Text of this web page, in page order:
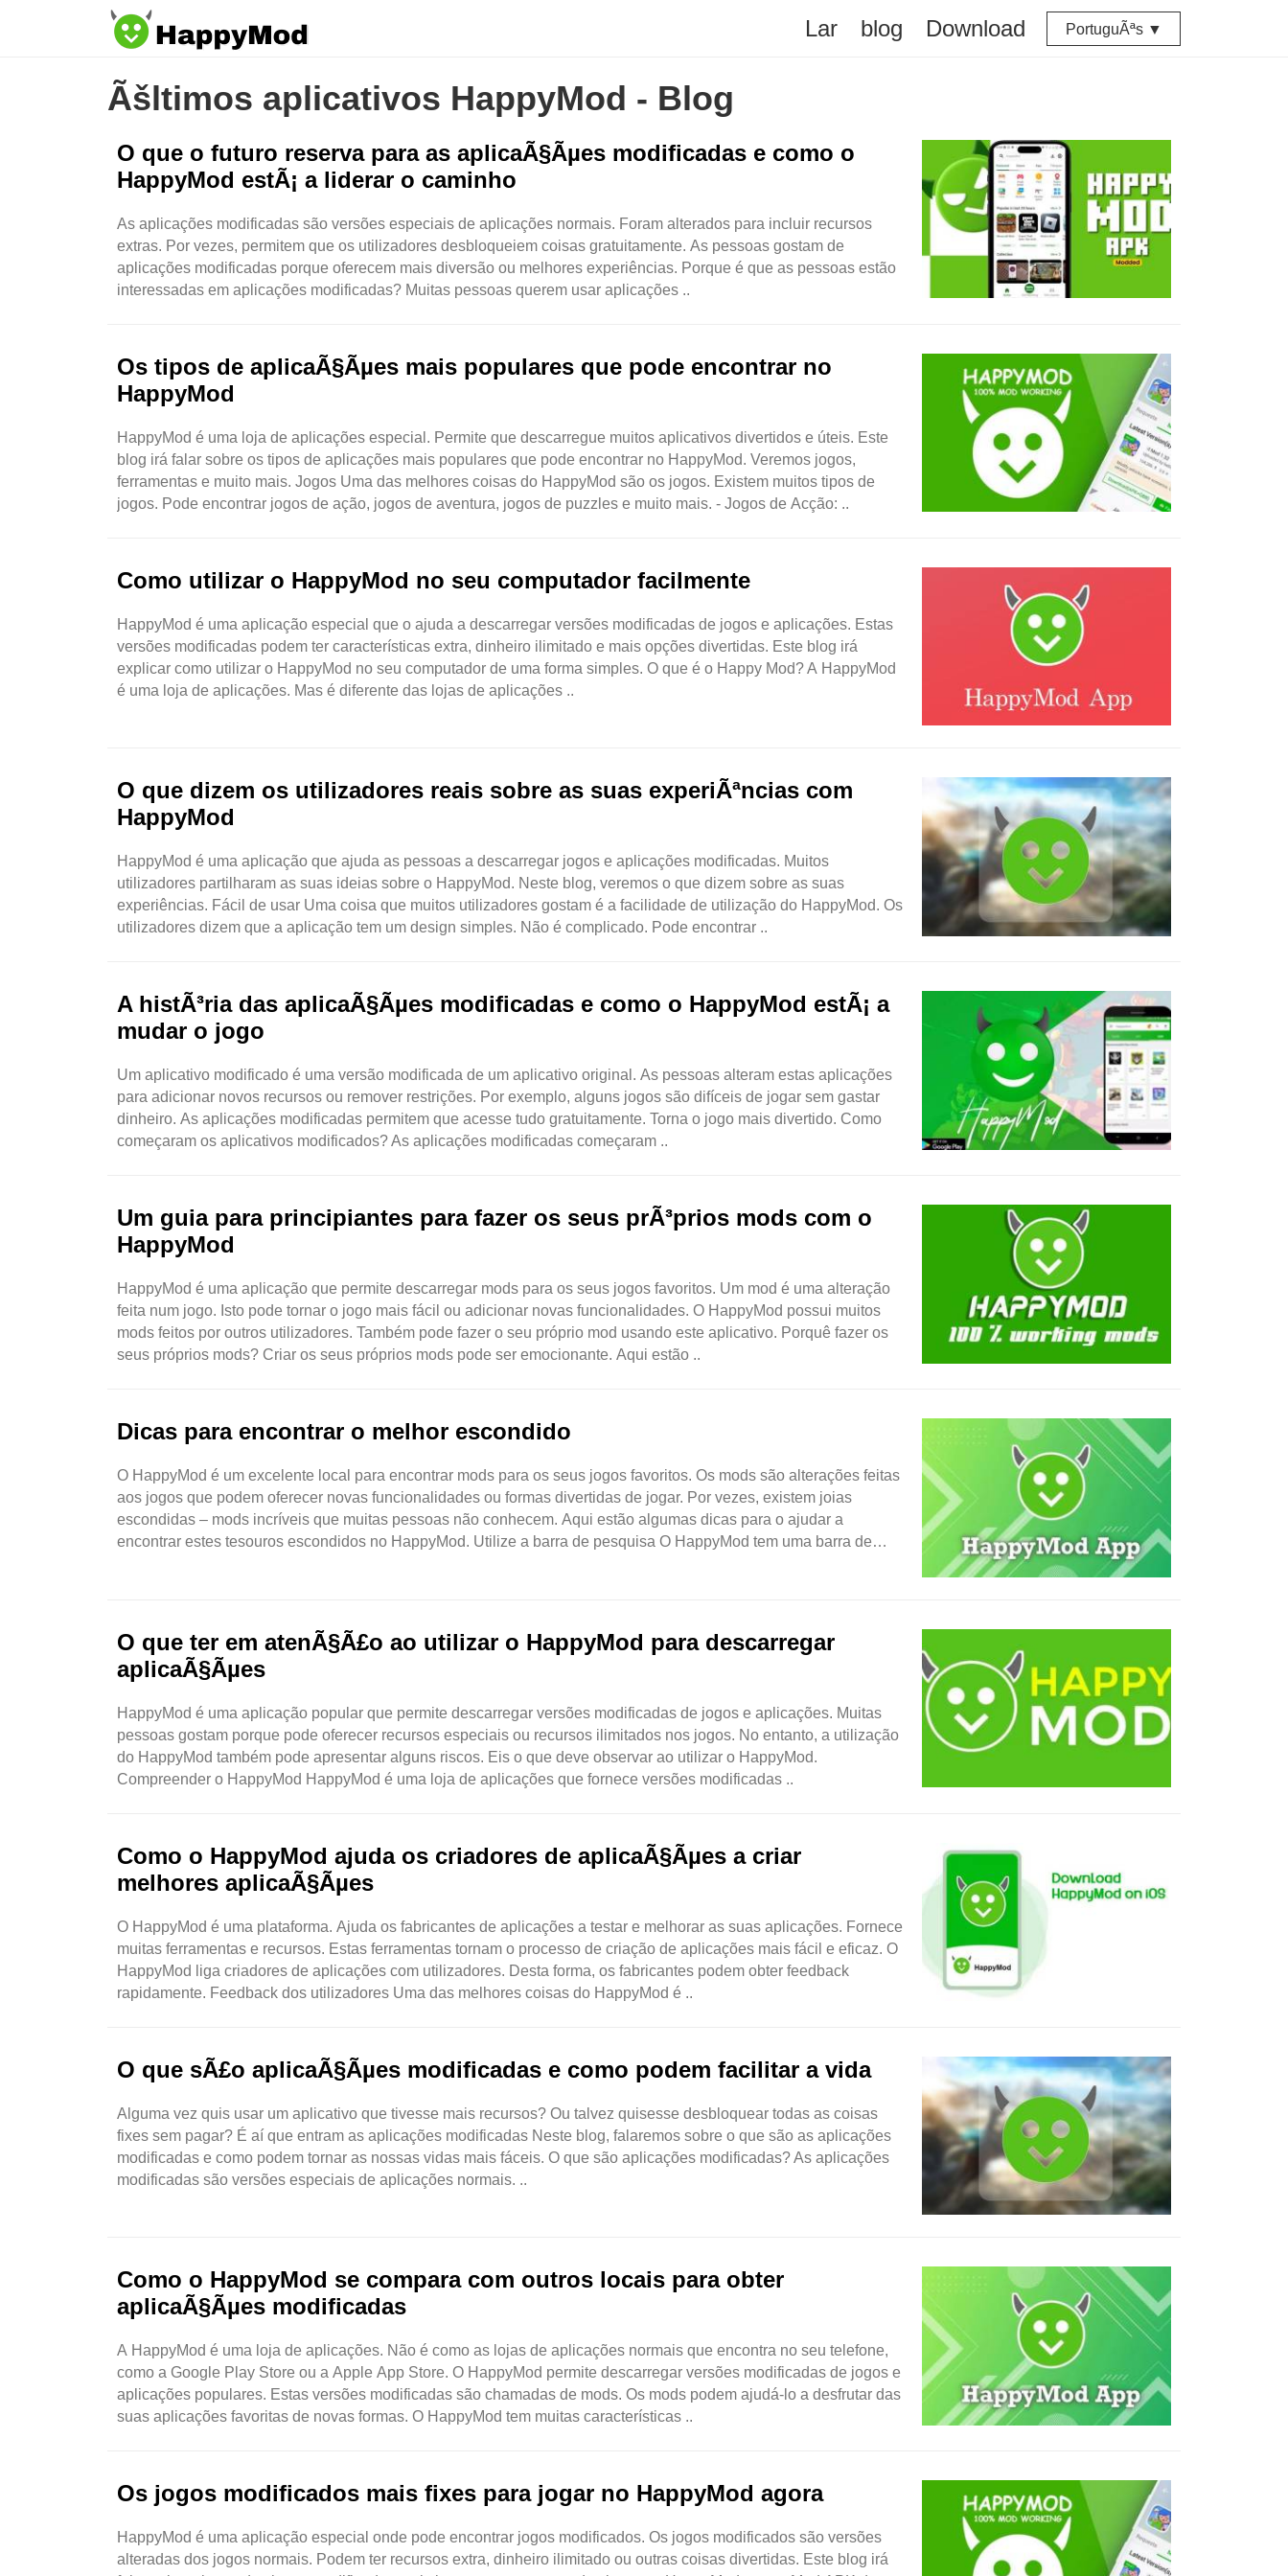
Lar blog Download PortuguÃªs ▼
Ãšltimos aplicativos HappyMod - Blog
O que o futuro reserva para as aplicaÃ§Ãµes modificadas e como o
HappyMod estÃ¡ a liderar o caminho
As aplicações modificadas são versões especiais de aplicações normais. Foram alterados para incluir recursos
extras. Por vezes, permitem que os utilizadores desbloqueiem coisas gratuitamente. As pessoas gostam de
aplicações modificadas porque oferecem mais diversão ou melhores experiências. Porque é que as pessoas estão
interessadas em aplicações modificadas? Muitas pessoas querem usar aplicações ..
Os tipos de aplicaÃ§Ãµes mais populares que pode encontrar no
HappyMod
HappyMod é uma loja de aplicações especial. Permite que descarregue muitos aplicativos divertidos e úteis. Este
blog irá falar sobre os tipos de aplicações mais populares que pode encontrar no HappyMod. Veremos jogos,
ferramentas e muito mais. Jogos Uma das melhores coisas do HappyMod são os jogos. Existem muitos tipos de
jogos. Pode encontrar jogos de ação, jogos de aventura, jogos de puzzles e muito mais. - Jogos de Acção: ..
Como utilizar o HappyMod no seu computador facilmente
HappyMod é uma aplicação especial que o ajuda a descarregar versões modificadas de jogos e aplicações. Estas
versões modificadas podem ter características extra, dinheiro ilimitado e mais opções divertidas. Este blog irá
explicar como utilizar o HappyMod no seu computador de uma forma simples. O que é o Happy Mod? A HappyMod
é uma loja de aplicações. Mas é diferente das lojas de aplicações ..
O que dizem os utilizadores reais sobre as suas experiÃªncias com
HappyMod
HappyMod é uma aplicação que ajuda as pessoas a descarregar jogos e aplicações modificadas. Muitos
utilizadores partilharam as suas ideias sobre o HappyMod. Neste blog, veremos o que dizem sobre as suas
experiências. Fácil de usar Uma coisa que muitos utilizadores gostam é a facilidade de utilização do HappyMod. Os
utilizadores dizem que a aplicação tem um design simples. Não é complicado. Pode encontrar ..
A histÃ³ria das aplicaÃ§Ãµes modificadas e como o HappyMod estÃ¡ a
mudar o jogo
Um aplicativo modificado é uma versão modificada de um aplicativo original. As pessoas alteram estas aplicações
para adicionar novos recursos ou remover restrições. Por exemplo, alguns jogos são difíceis de jogar sem gastar
dinheiro. As aplicações modificadas permitem que acesse tudo gratuitamente. Torna o jogo mais divertido. Como
começaram os aplicativos modificados? As aplicações modificadas começaram ..
Um guia para principiantes para fazer os seus prÃ³prios mods com o
HappyMod
HappyMod é uma aplicação que permite descarregar mods para os seus jogos favoritos. Um mod é uma alteração
feita num jogo. Isto pode tornar o jogo mais fácil ou adicionar novas funcionalidades. O HappyMod possui muitos
mods feitos por outros utilizadores. Também pode fazer o seu próprio mod usando este aplicativo. Porquê fazer os
seus próprios mods? Criar os seus próprios mods pode ser emocionante. Aqui estão ..
Dicas para encontrar o melhor escondido
O HappyMod é um excelente local para encontrar mods para os seus jogos favoritos. Os mods são alterações feitas
aos jogos que podem oferecer novas funcionalidades ou formas divertidas de jogar. Por vezes, existem joias
escondidas – mods incríveis que muitas pessoas não conhecem. Aqui estão algumas dicas para o ajudar a
encontrar estes tesouros escondidos no HappyMod. Utilize a barra de pesquisa O HappyMod tem uma barra de
O que ter em atenÃ§Ã£o ao utilizar o HappyMod para descarregar
aplicaÃ§Ãµes
HappyMod é uma aplicação popular que permite descarregar versões modificadas de jogos e aplicações. Muitas
pessoas gostam porque pode oferecer recursos especiais ou recursos ilimitados nos jogos. No entanto, a utilização
do HappyMod também pode apresentar alguns riscos. Eis o que deve observar ao utilizar o HappyMod.
Compreender o HappyMod HappyMod é uma loja de aplicações que fornece versões modificadas ..
Como o HappyMod ajuda os criadores de aplicaÃ§Ãµes a criar
melhores aplicaÃ§Ãµes
O HappyMod é uma plataforma. Ajuda os fabricantes de aplicações a testar e melhorar as suas aplicações. Fornece
muitas ferramentas e recursos. Estas ferramentas tornam o processo de criação de aplicações mais fácil e eficaz. O
HappyMod liga criadores de aplicações com utilizadores. Desta forma, os fabricantes podem obter feedback
rapidamente. Feedback dos utilizadores Uma das melhores coisas do HappyMod é ..
O que sÃ£o aplicaÃ§Ãµes modificadas e como podem facilitar a vida
Alguma vez quis usar um aplicativo que tivesse mais recursos? Ou talvez quisesse desbloquear todas as coisas
fixes sem pagar? É aí que entram as aplicações modificadas Neste blog, falaremos sobre o que são as aplicações
modificadas e como podem tornar as nossas vidas mais fáceis. O que são aplicações modificadas? As aplicações
modificadas são versões especiais de aplicações normais. ..
Como o HappyMod se compara com outros locais para obter
aplicaÃ§Ãµes modificadas
A HappyMod é uma loja de aplicações. Não é como as lojas de aplicações normais que encontra no seu telefone,
como a Google Play Store ou a Apple App Store. O HappyMod permite descarregar versões modificadas de jogos e
aplicações populares. Estas versões modificadas são chamadas de mods. Os mods podem ajudá-lo a desfrutar das
suas aplicações favoritas de novas formas. O HappyMod tem muitas características ..
Os jogos modificados mais fixes para jogar no HappyMod agora
HappyMod é uma aplicação especial onde pode encontrar jogos modificados. Os jogos modificados são versões
alteradas dos jogos normais. Podem ter recursos extra, dinheiro ilimitado ou outras coisas divertidas. Este blog irá